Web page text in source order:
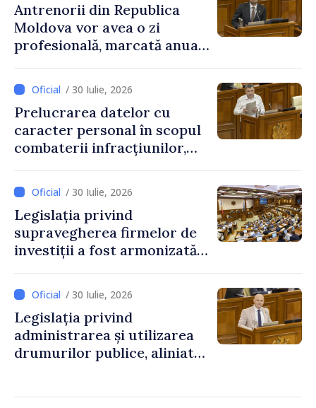
Antrenorii din Republica
Moldova vor avea o zi
profesională, marcată anual
/ 30 Iulie, 2026
Prelucrarea datelor cu
caracter personal în scopul
combaterii infracțiunilor,
/ 30 Iulie, 2026
Legislația privind
supravegherea firmelor de
investiții a fost armonizată
/ 30 Iulie, 2026
Legislația privind
administrarea și utilizarea
drumurilor publice, aliniată